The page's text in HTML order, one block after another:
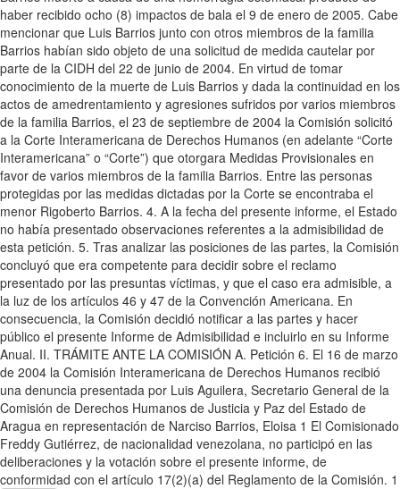
haber recibido ocho (8) impactos de bala el 9 de enero de 2005. Cabe
mencionar que Luis Barrios junto con otros miembros de la familia
Barrios habían sido objeto de una solicitud de medida cautelar por
parte de la CIDH del 22 de junio de 2004. En virtud de tomar
conocimiento de la muerte de Luis Barrios y dada la continuidad en los
actos de amedrentamiento y agresiones sufridos por varios miembros
de la familia Barrios, el 23 de septiembre de 2004 la Comisión solicitó
a la Corte Interamericana de Derechos Humanos (en adelante “Corte
Interamericana” o “Corte”) que otorgara Medidas Provisionales en
favor de varios miembros de la familia Barrios. Entre las personas
protegidas por las medidas dictadas por la Corte se encontraba el
menor Rigoberto Barrios. 4. A la fecha del presente informe, el Estado
no había presentado observaciones referentes a la admisibilidad de
esta petición. 5. Tras analizar las posiciones de las partes, la Comisión
concluyó que era competente para decidir sobre el reclamo
presentado por las presuntas víctimas, y que el caso era admisible, a
la luz de los artículos 46 y 47 de la Convención Americana. En
consecuencia, la Comisión decidió notificar a las partes y hacer
público el presente Informe de Admisibilidad e incluirlo en su Informe
Anual. II. TRÁMITE ANTE LA COMISIÓN A. Petición 6. El 16 de marzo
de 2004 la Comisión Interamericana de Derechos Humanos recibió
una denuncia presentada por Luis Aguilera, Secretario General de la
Comisión de Derechos Humanos de Justicia y Paz del Estado de
Aragua en representación de Narciso Barrios, Eloisa 1 El Comisionado
Freddy Gutiérrez, de nacionalidad venezolana, no participó en las
deliberaciones y la votación sobre el presente informe, de
conformidad con el artículo 17(2)(a) del Reglamento de la Comisión. 1